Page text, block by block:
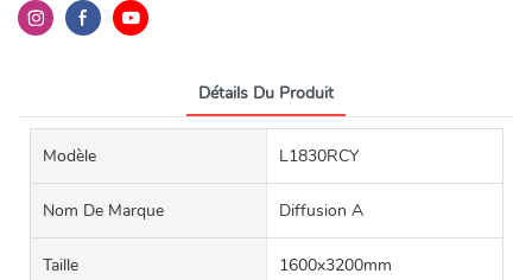
Détails Du Produit
Modèle L1830RCY
Nom De Marque Diffusion A
Taille 1600x3200mm